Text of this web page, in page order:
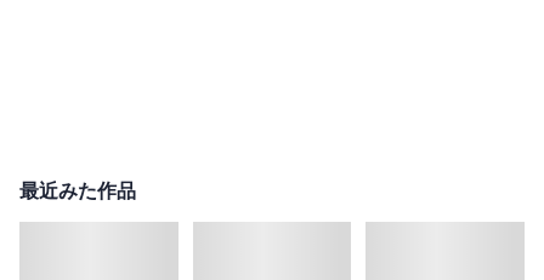
最近みた作品